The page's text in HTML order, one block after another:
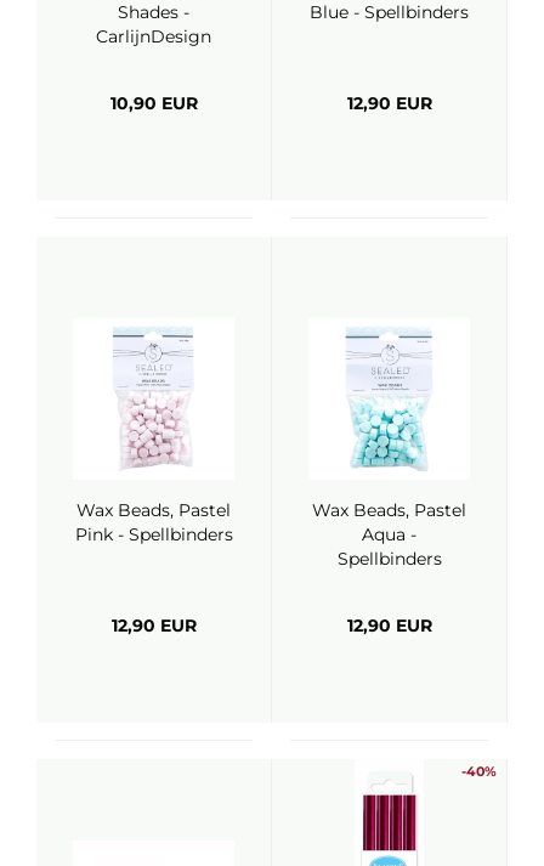
Shades -
CarlijnDesign
10,90 EUR
Blue - Spellbinders
12,90 EUR
Wax Beads, Pastel
Pink - Spellbinders
12,90 EUR
Wax Beads, Pastel
Aqua -
Spellbinders
12,90 EUR
-40%